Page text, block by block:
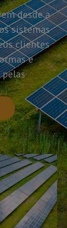
desde a
sistemas
clientes
e